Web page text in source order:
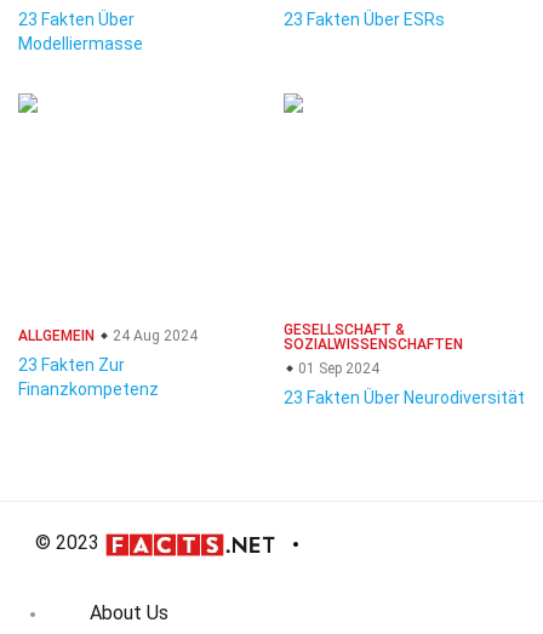
23 Fakten Über
Modelliermasse
23 Fakten Über ESRs
ALLGEMEIN 24 Aug 2024
23 Fakten Zur
Finanzkompetenz
GESELLSCHAFT &
SOZIALWISSENSCHAFTEN
01 Sep 2024
23 Fakten Über Neurodiversität
© 2023
About Us